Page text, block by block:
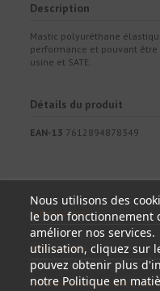
Description
Mastic polyuréthane
performance et pouvant
usine et SATE.
Détails du produit
EAN-13 7612894878349
Nous utilisons des
le bon fonctionnement
améliorer nos
utilisation, cliquez sur
pouvez obtenir plus
notre Politique en
Informations
Mon compte
Informations sur votre